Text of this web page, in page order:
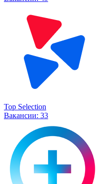
Top Selection
Вакансии: 33